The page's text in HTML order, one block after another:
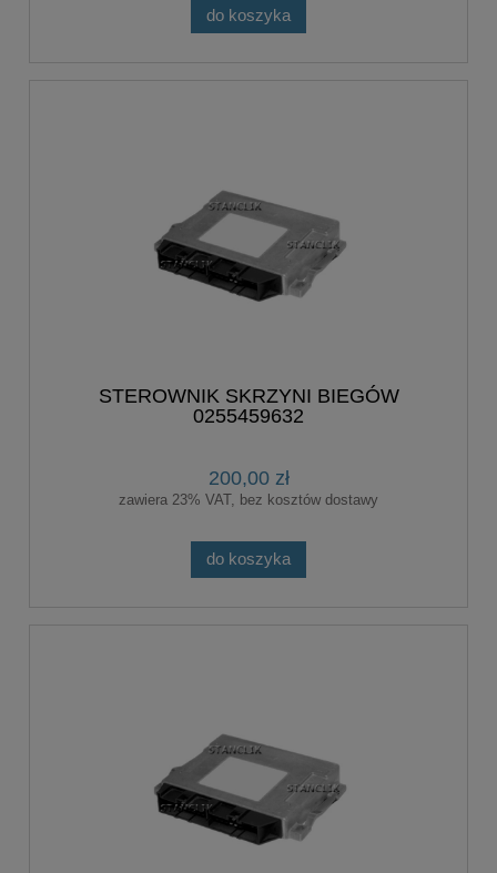
do koszyka
STEROWNIK SKRZYNI BIEGÓW
0255459632
200,00 zł
zawiera 23% VAT, bez kosztów dostawy
do koszyka